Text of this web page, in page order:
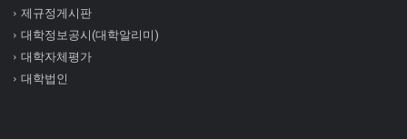
제규정게시판
대학정보공시(대학알리미)
대학자체평가
대학법인